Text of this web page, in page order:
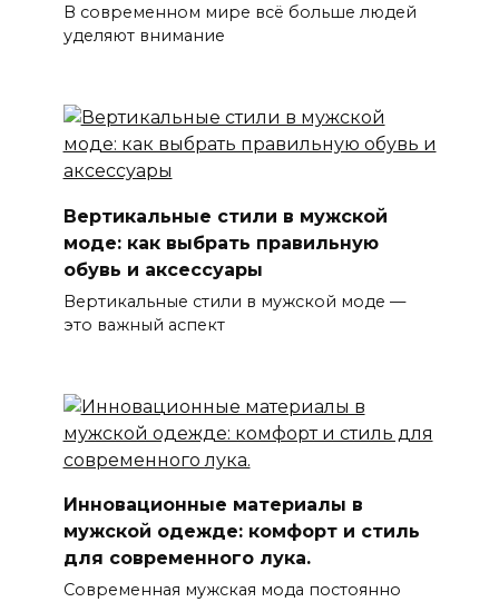
В современном мире всё больше людей
уделяют внимание
Вертикальные стили в мужской
моде: как выбрать правильную
обувь и аксессуары
Вертикальные стили в мужской моде —
это важный аспект
Инновационные материалы в
мужской одежде: комфорт и стиль
для современного лука.
Современная мужская мода постоянно